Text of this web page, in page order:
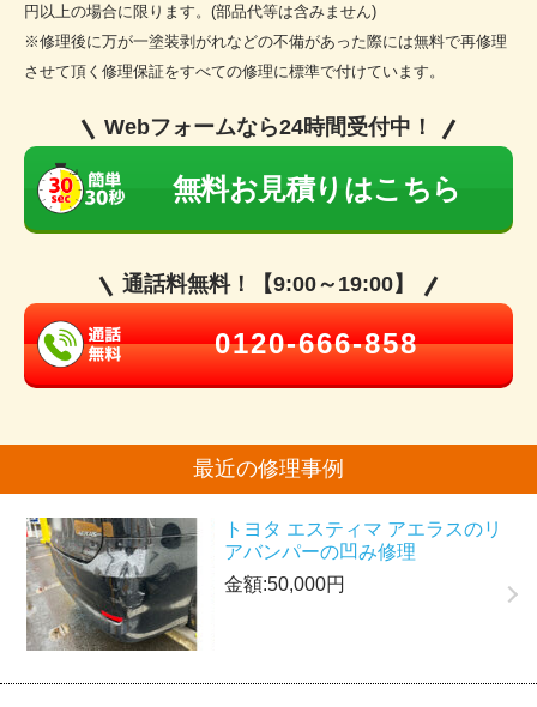
円以上の場合に限ります。(部品代等は含みません)
※修理後に万が一塗装剥がれなどの不備があった際には無料で再修理
させて頂く修理保証をすべての修理に標準で付けています。
Webフォームなら24時間受付中！
無料お見積りはこちら
通話料無料！【9:00～19:00】
0120-666-858
最近の修理事例
トヨタ エスティマ アエラスのリ
アバンパーの凹み修理
金額:50,000円